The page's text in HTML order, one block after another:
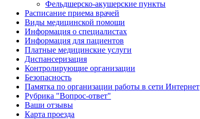
Фельдшерско-акушерские пункты
Расписание приема врачей
Виды медицинской помощи
Информация о специалистах
Информация для пациентов
Платные медицинские услуги
Диспансеризация
Контролирующие организации
Безопасность
Памятка по организации работы в сети Интернет
Рубрика "Вопрос-ответ"
Ваши отзывы
Карта проезда